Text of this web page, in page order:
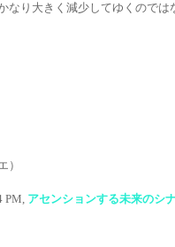
なり大きく減少してゆくのでは
）
PM, アセンションする未来のシ